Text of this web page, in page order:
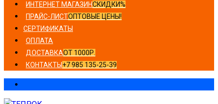
ИНТЕРНЕТ МАГАЗИНСКИДКИ%
ПРАЙС-ЛИСТОПТОВЫЕ ЦЕНЫ!
СЕРТИФИКАТЫ
ОПЛАТА
ДОСТАВКАОТ 1000Р.
КОНТАКТЫ +7 985 135-25-39